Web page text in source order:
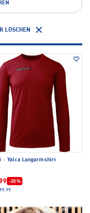
LÖSCHEN
· Yalca Langarmshirt
-20 %